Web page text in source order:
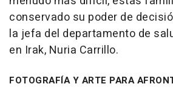
conservado su poder de
la jefa del departamento de
en Irak, Nuria Carrillo.
FOTOGRAFÍA Y ARTE PARA